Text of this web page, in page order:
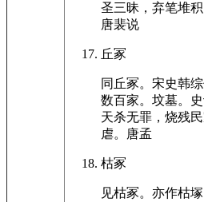
圣三昧，弃笔堆
唐裴说
丘冢
同丘冢。宋史韩
数百家。坟墓。
天杀无罪，烧残
虐。唐孟
枯冢
见枯冢。亦作枯